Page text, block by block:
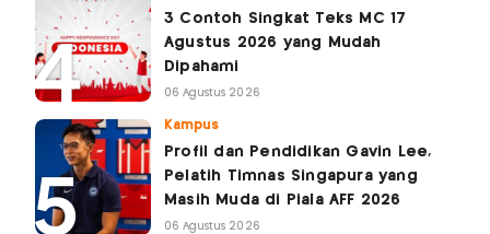
3 Contoh Singkat Teks MC 17
Agustus 2026 yang Mudah
Dipahami
06 Agustus 2026
Kampus
Profil dan Pendidikan Gavin Lee,
Pelatih Timnas Singapura yang
Masih Muda di Piala AFF 2026
06 Agustus 2026